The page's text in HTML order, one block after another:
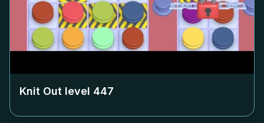
Knit Out level 447